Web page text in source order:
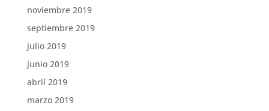
noviembre 2019
septiembre 2019
julio 2019
junio 2019
abril 2019
marzo 2019